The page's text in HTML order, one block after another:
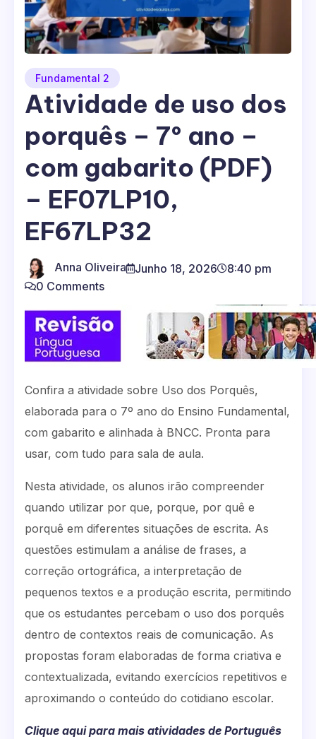
Fundamental 2
Atividade de uso dos
porquês – 7º ano –
com gabarito (PDF)
– EF07LP10,
EF67LP32
Anna Oliveira Junho 18, 2026
8:40 pm
0 Comments
Confira a atividade sobre Uso dos Porquês,
elaborada para o 7º ano do Ensino Fundamental,
com gabarito e alinhada à BNCC. Pronta para
usar, com tudo para sala de aula.
Nesta atividade, os alunos irão compreender
quando utilizar por que, porque, por quê e
porquê em diferentes situações de escrita. As
questões estimulam a análise de frases, a
correção ortográfica, a interpretação de
pequenos textos e a produção escrita, permitindo
que os estudantes percebam o uso dos porquês
dentro de contextos reais de comunicação. As
propostas foram elaboradas de forma criativa e
contextualizada, evitando exercícios repetitivos e
aproximando o conteúdo do cotidiano escolar.
Clique aqui para mais atividades de Português